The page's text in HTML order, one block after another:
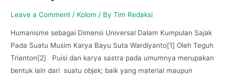
Leave a Comment / Kolom / ByTim Redaksi
Humanisme sebagai Dimensi Universal Dalam Kumpulan Sajak
Pada Suatu Musim Karya Bayu Suta Wardiyanto[1] Oleh Teguh
Trianton[2] Puisi dan karya sastra pada umumnya merupakan
bentuk lain dari suatu objek; baik yang material maupun